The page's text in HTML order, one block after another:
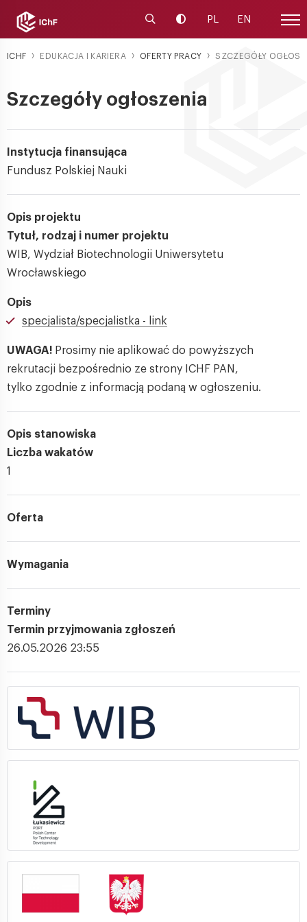
Uruchom wyszukiwarkę
Zmień kontrast
PL EN
ICHF EDUKACJA I KARIERA OFERTY PRACY SZCZEGÓŁY
Szczegóły ogłoszenia
Instytucja finansująca
Fundusz Polskiej Nauki
Opis projektu
Tytuł, rodzaj i numer projektu
WIB, Wydział Biotechnologii Uniwersytetu
Wrocławskiego
Opis
specjalista/specjalistka - link
UWAGA! Prosimy nie aplikować do powyższych
rekrutacji bezpośrednio ze strony ICHF PAN,
tylko zgodnie z informacją podaną w ogłoszeniu.
Opis stanowiska
Liczba wakatów
1
Oferta
Wymagania
Terminy
Termin przyjmowania zgłoszeń
26.05.2026 23:55